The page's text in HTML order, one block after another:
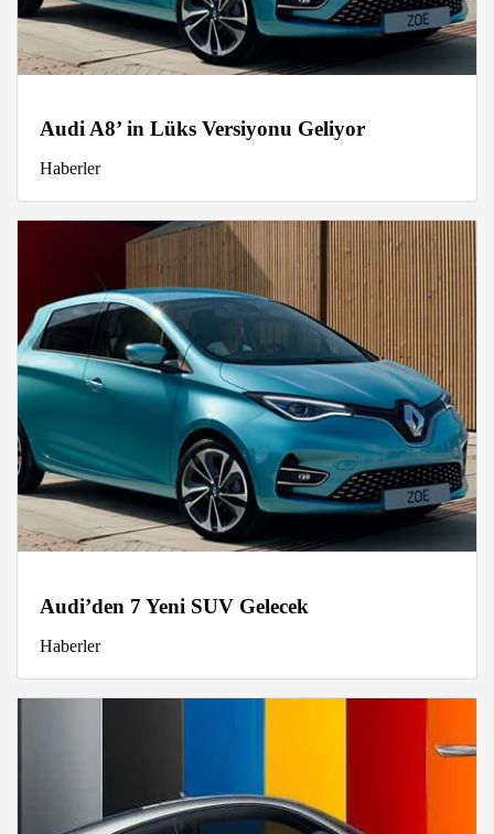
Audi A8’ in Lüks Versiyonu Geliyor
Haberler
Audi’den 7 Yeni SUV Gelecek
Haberler